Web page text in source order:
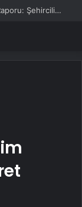
Kemerburgaz’daki İmar Planlarına Bilirkişi Raporu: Şehircilik İlkelerine ve Kamu Yararına Aykırı